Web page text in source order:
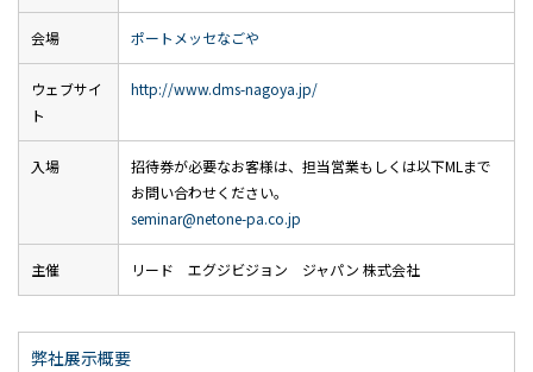
会場 ポートメッセなごや
ウェブサイ
ト
http://www.dms-nagoya.jp/
入場
招待券が必要なお客様は、担当営業もしくは以下MLまで
お問い合わせください。
seminar@netone-pa.co.jp
主催 リード エグジビジョン ジャパン 株式会社
弊社展示概要